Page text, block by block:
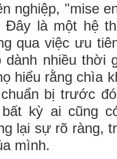
nghiệp, "mise
là một hệ
qua việc ưu
nhiều thời
hiểu rằng chìa
bị trước
kỳ ai cũng
lại sự rõ ràng,
mình.